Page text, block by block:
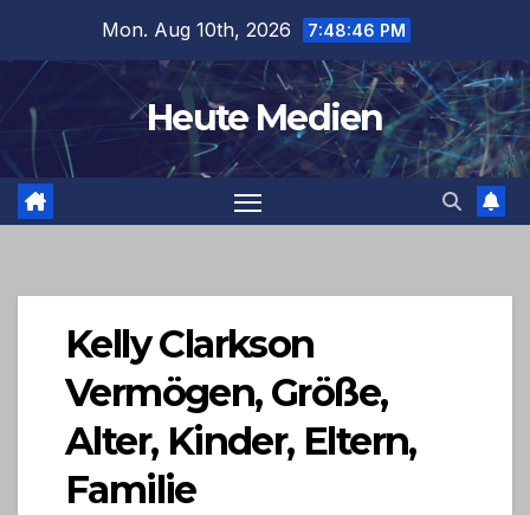
content
Mon. Aug 10th, 2026 7:48:46 PM
Heute Medien
Kelly Clarkson
Vermögen, Größe,
Alter, Kinder, Eltern,
Familie